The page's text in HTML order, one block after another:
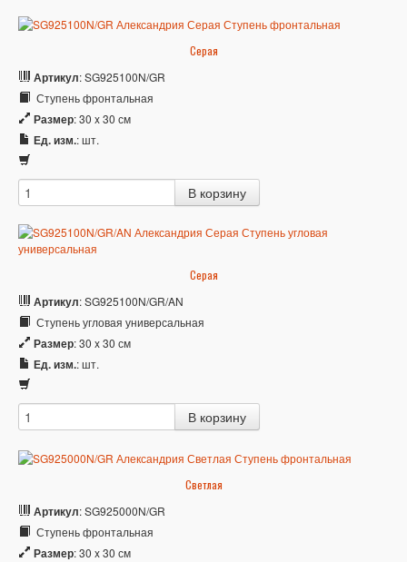
Серая
Артикул: SG925100N/GR
Ступень фронтальная
Размер: 30 x 30 см
Ед. изм.: шт.
Серая
Артикул: SG925100N/GR/AN
Ступень угловая универсальная
Размер: 30 x 30 см
Ед. изм.: шт.
Светлая
Артикул: SG925000N/GR
Ступень фронтальная
Размер: 30 x 30 см